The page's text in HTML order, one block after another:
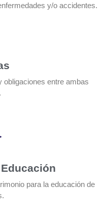
y/o accidentes.
obligaciones entre ambas
para la educación de